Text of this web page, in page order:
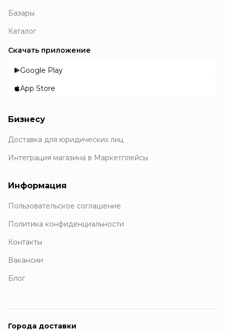
Базары
Каталог
Скачать приложение
Google Play
App Store
Бизнесу
Доставка для юридических лиц
Интеграция магазина в Маркетплейсы
Информация
Пользовательское соглашение
Политика конфиденциальности
Контакты
Вакансии
Блог
Города доставки